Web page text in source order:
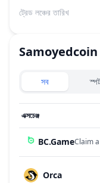
ট্রেড লঞ্চের তারিখ
Samoyedcoin
সব
এক্সচেঞ্জ
BC.GameClaim
Orca